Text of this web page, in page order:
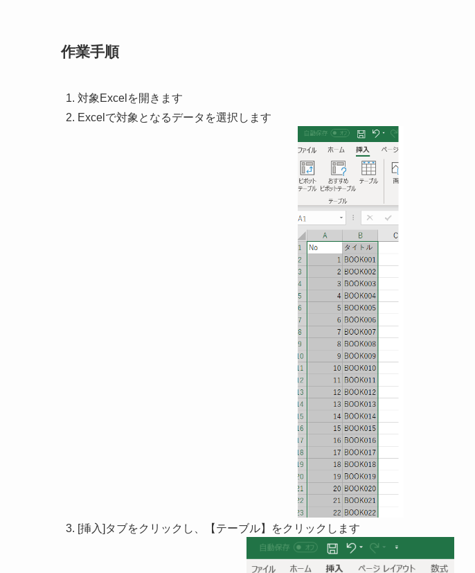
作業手順
対象Excelを開きます
Excelで対象となるデータを選択します
[挿入]タブをクリックし、【テーブル】をクリックします